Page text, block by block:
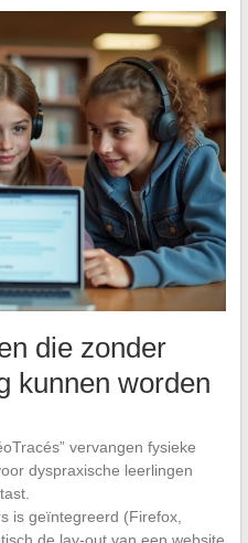
die zonder
kunnen worden
vervangen fysieke
dyspraxische leerlingen
is geïntegreerd (Firefox,